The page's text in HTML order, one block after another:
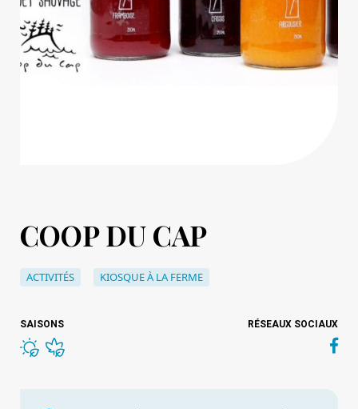
COOP DU CAP
ACTIVITÉS KIOSQUE À LA FERME
SAISONS RÉSEAUX SOCIAUX